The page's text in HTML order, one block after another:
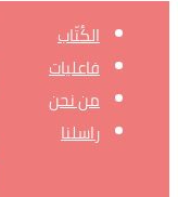
الكُتّاب
فاعليات
من نحن
راسلنا